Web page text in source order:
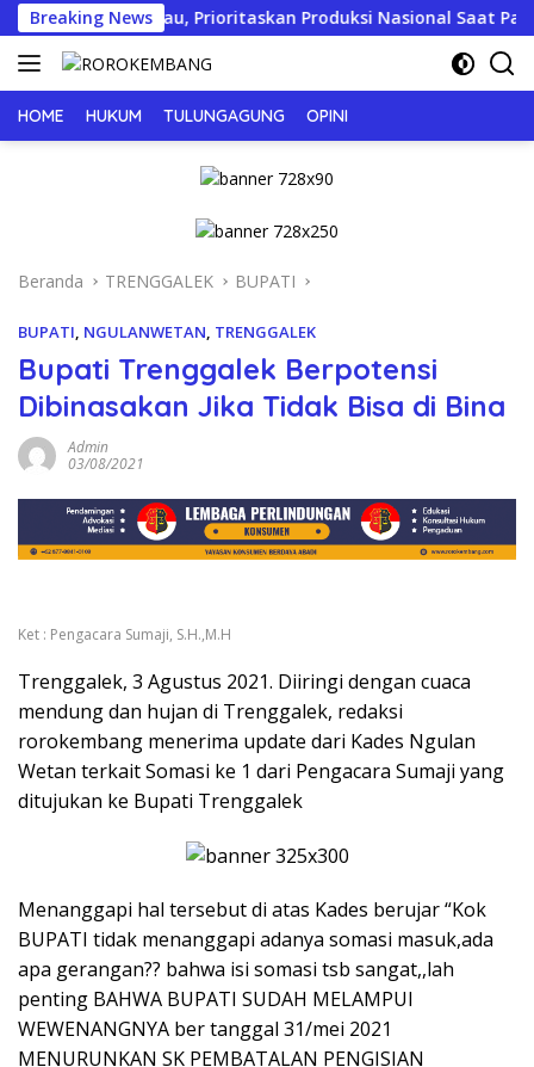
Langsung
ke
konten
Breaking News
Tembakau, Prioritaskan Produksi Nasional Saat Panen
HOME HUKUM TULUNGAGUNG OPINI
Beranda TRENGGALEK BUPATI
BUPATI NGULANWETAN TRENGGALEK
Bupati Trenggalek Berpotensi
Dibinasakan Jika Tidak Bisa di Bina
Admin
03/08/2021
Ket : Pengacara Sumaji, S.H.,M.H
Trenggalek, 3 Agustus 2021. Diiringi dengan cuaca
mendung dan hujan di Trenggalek, redaksi
rorokembang menerima update dari Kades Ngulan
Wetan terkait Somasi ke 1 dari Pengacara Sumaji yang
ditujukan ke Bupati Trenggalek
Menanggapi hal tersebut di atas Kades berujar “Kok
BUPATI tidak menanggapi adanya somasi masuk,ada
apa gerangan?? bahwa isi somasi tsb sangat,,lah
penting BAHWA BUPATI SUDAH MELAMPUI
WEWENANGNYA ber tanggal 31/mei 2021
MENURUNKAN SK PEMBATALAN PENGISIAN